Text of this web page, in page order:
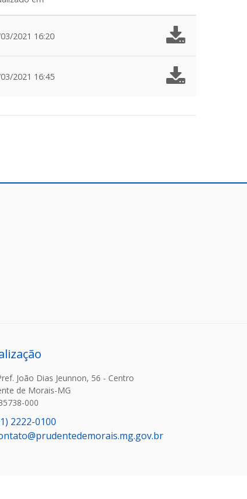
2021 16:20
2021 16:45
João Dias Jeunnon, 56 - Centro
de Morais-MG
000
2222-0100